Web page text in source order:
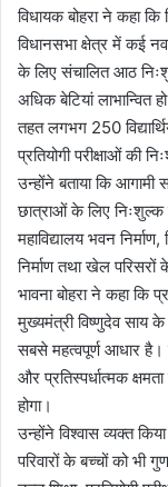
विधायक बोहरा ने कहा
विधानसभा क्षेत्र में कई
के लिए संचालित आठ
अधिक बेटियां लाभान्वित
तहत लगभग 250
प्रतियोगी परीक्षाओं की
उन्होंने बताया कि
छात्राओं के लिए निःशुल्क
महाविद्यालय भवन
निर्माण तथा खेल परिसरों
भावना बोहरा ने कहा
मुख्यमंत्री विष्णुदेव साय
सबसे महत्वपूर्ण आधार है।
और प्रतिस्पर्धात्मक
होगा।
उन्होंने विश्वास व्यक्त
परिवारों के बच्चों को भी